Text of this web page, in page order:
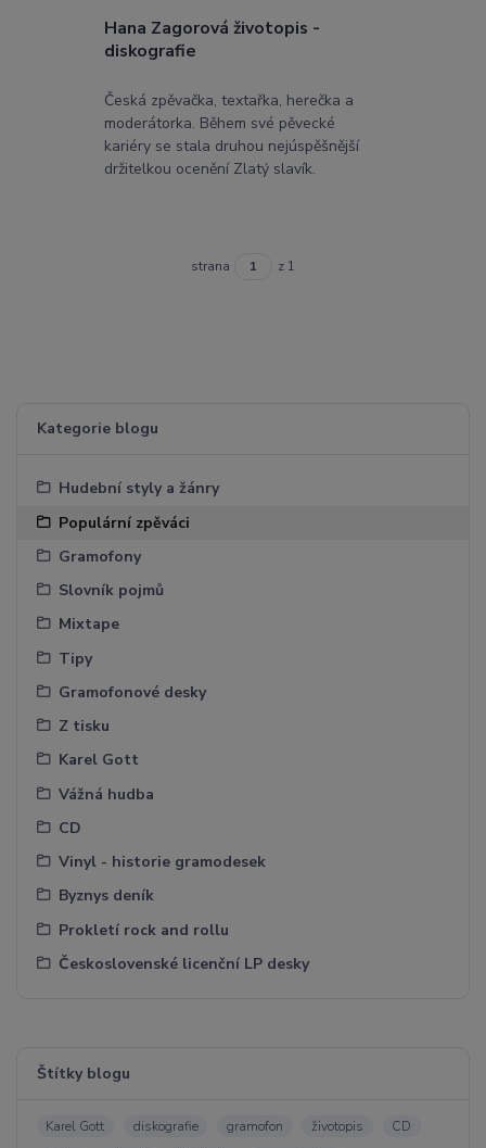
Kategorie blogu
Hudební styly a žánry
Populární zpěváci
Gramofony
Slovník pojmů
Mixtape
Tipy
Gramofonové desky
Z tisku
Karel Gott
Vážná hudba
CD
Vinyl - historie gramodesek
Byznys deník
Prokletí rock and rollu
Československé licenční LP desky
Štítky blogu
Karel Gott diskografie gramofon životopis
CD
Hana Zagorová životopis -
diskografie
Česká zpěvačka, textařka, herečka a
moderátorka. Během své pěvecké
kariéry se stala druhou nejúspěšnější
držitelkou ocenění Zlatý slavík.
strana z 1